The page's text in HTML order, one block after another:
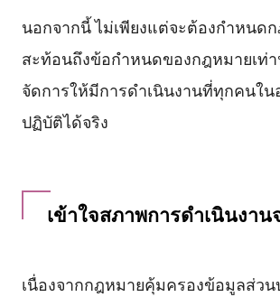
นอกจากนี้ ไม่เพียงแต่จะต้องกำหนด
สะท้อนถึงข้อกำหนดของกฎหมายเท่
จัดการให้มีการดำเนินงานที่ทุกคนใน
ปฏิบัติได้จริง
เข้าใจสภาพการดำเนินงาน
เนื่องจากกฎหมายคุ้มครองข้อมูลส่ว